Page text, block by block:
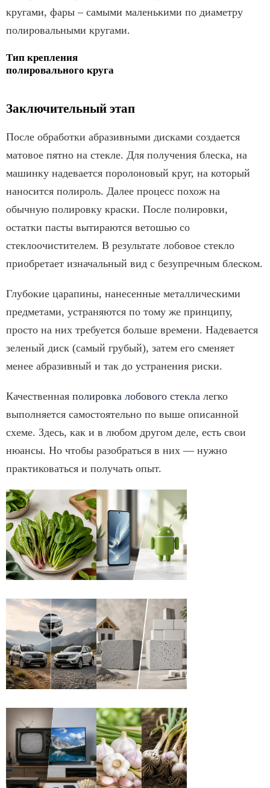
кругами, фары – самыми маленькими по диаметру
полировальными кругами.
Тип крепления
полировального круга
Заключительный этап
После обработки абразивными дисками создается
матовое пятно на стекле. Для получения блеска, на
машинку надевается поролоновый круг, на который
наносится полироль. Далее процесс похож на
обычную полировку краски. После полировки,
остатки пасты вытираются ветошью со
стеклоочистителем. В результате лобовое стекло
приобретает изначальный вид с безупречным блеском.
Глубокие царапины, нанесенные металлическими
предметами, устраняются по тому же принципу,
просто на них требуется больше времени. Надевается
зеленый диск (самый грубый), затем его сменяет
менее абразивный и так до устранения риски.
Качественная полировка лобового стекла легко
выполняется самостоятельно по выше описанной
схеме. Здесь, как и в любом другом деле, есть свои
нюансы. Но чтобы разобраться в них — нужно
практиковаться и получать опыт.